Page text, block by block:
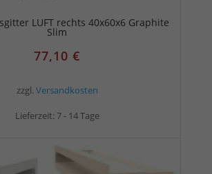
LUFT rechts 40x60x6 Graphite
Slim
77,10€
zzgl. Versandkosten
Lieferzeit: 7 - 14 Tage